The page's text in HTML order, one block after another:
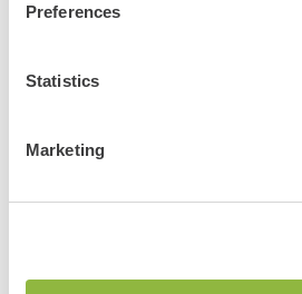
Preferences
Statistics
Marketing
Tandemtocht